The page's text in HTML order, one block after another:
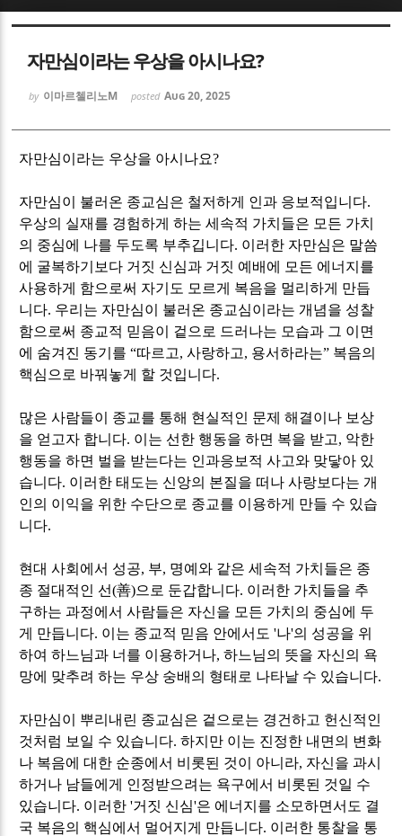
자만심이라는 우상을 아시나요?
by 이마르첼리노M posted Aug 20, 2025
자만심이라는 우상을 아시나요?
자만심이 불러온 종교심은 철저하게 인과 응보적입니다.
우상의 실재를 경험하게 하는 세속적 가치들은 모든 가치
의 중심에 나를 두도록 부추깁니다. 이러한 자만심은 말씀
에 굴복하기보다 거짓 신심과 거짓 예배에 모든 에너지를
사용하게 함으로써 자기도 모르게 복음을 멀리하게 만듭
니다. 우리는 자만심이 불러온 종교심이라는 개념을 성찰
함으로써 종교적 믿음이 겉으로 드러나는 모습과 그 이면
에 숨겨진 동기를“따르고,사랑하고, 용서하라는” 복음의
핵심으로 바꿔놓게 할 것입니다.
많은 사람들이 종교를 통해 현실적인 문제 해결이나 보상
을 얻고자 합니다. 이는 선한 행동을 하면 복을 받고, 악한
행동을 하면 벌을 받는다는 인과응보적 사고와 맞닿아 있
습니다. 이러한 태도는 신앙의 본질을 떠나 사랑보다는 개
인의 이익을 위한 수단으로 종교를 이용하게 만들 수 있습
니다.
현대 사회에서 성공, 부, 명예와 같은 세속적 가치들은 종
종 절대적인 선(善)으로 둔갑합니다. 이러한 가치들을 추
구하는 과정에서 사람들은 자신을 모든 가치의 중심에 두
게 만듭니다. 이는 종교적 믿음 안에서도'나'의 성공을 위
하여 하느님과 너를 이용하거나,하느님의 뜻을 자신의 욕
망에 맞추려 하는 우상 숭배의 형태로 나타날 수 있습니다.
자만심이 뿌리내린 종교심은 겉으로는 경건하고 헌신적인
것처럼 보일 수 있습니다.하지만 이는 진정한 내면의 변화
나 복음에 대한 순종에서 비롯된 것이 아니라, 자신을 과시
하거나 남들에게 인정받으려는 욕구에서 비롯된 것일 수
있습니다. 이러한'거짓 신심'은 에너지를 소모하면서도 결
국 복음의 핵심에서 멀어지게 만듭니다. 이러한 통찰을 통
Sketchbook5, 스케치북5
Sketchbook5, 스케치북5
Sketchbook5, 스케치북5
Sketchbook5, 스케치북5